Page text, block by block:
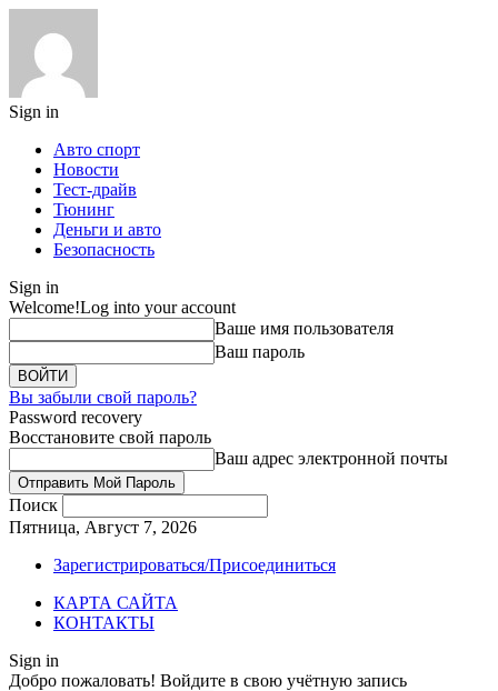
Sign in
Авто спорт
Новости
Тест-драйв
Тюнинг
Деньги и авто
Безопасность
Sign in
Welcome!Log into your account
Ваше имя пользователя
Ваш пароль
Вы забыли свой пароль?
Password recovery
Восстановите свой пароль
Ваш адрес электронной почты
Поиск
Пятница, Август 7, 2026
Зарегистрироваться/Присоединиться
КАРТА САЙТА
КОНТАКТЫ
Sign in
Добро пожаловать! Войдите в свою учётную запись